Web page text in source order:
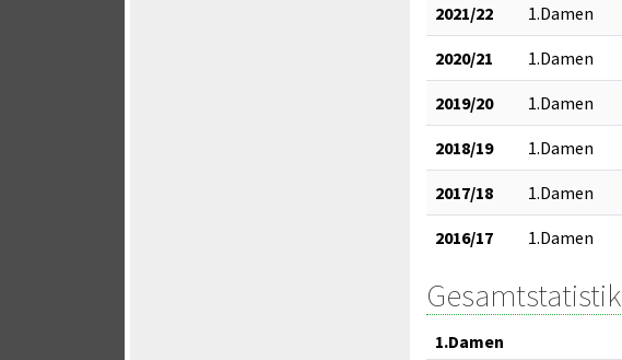
2021/22 1.Damen
2020/21 1.Damen
2019/20 1.Damen
2018/19 1.Damen
2017/18 1.Damen
2016/17 1.Damen
Gesamtstatistik
1.Damen